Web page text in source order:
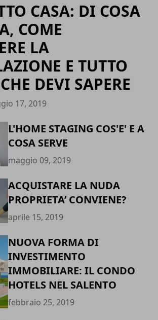
CASA: DI COSA
COME
LA
E TUTTO
DEVI SAPERE
17, 2019
L'HOME STAGING COS'E' E A
COSA SERVE
maggio 09, 2019
ACQUISTARE LA NUDA
PROPRIETA’ CONVIENE?
aprile 15, 2019
NUOVA FORMA DI
INVESTIMENTO
IMMOBILIARE: IL CONDO
HOTELS NEL SALENTO
febbraio 25, 2019